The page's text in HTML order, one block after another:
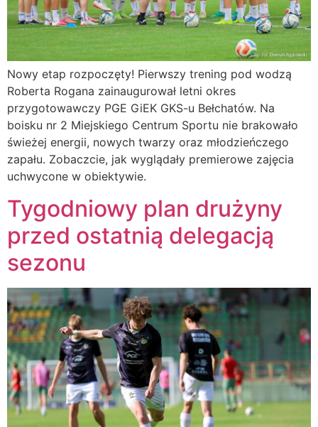
Nowy etap rozpoczęty! Pierwszy trening pod wodzą
Roberta Rogana zainaugurował letni okres
przygotowawczy PGE GiEK GKS-u Bełchatów. Na
boisku nr 2 Miejskiego Centrum Sportu nie brakowało
świeżej energii, nowych twarzy oraz młodzieńczego
zapału. Zobaczcie, jak wyglądały premierowe zajęcia
uchwycone w obiektywie.
Tygodniowy plan drużyny
przed ostatnią delegacją
sezonu